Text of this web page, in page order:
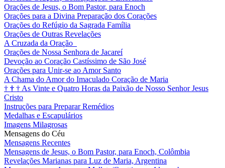
Orações de Jesus, o Bom Pastor, para Enoch
Orações para a Divina Preparação dos Corações
Orações do Refúgio da Sagrada Família
Orações de Outras Revelações
A Cruzada da Oração
Orações de Nossa Senhora de Jacareí
Devoção ao Coração Castíssimo de São José
Orações para Unir-se ao Amor Santo
A Chama do Amor do Imaculado Coração de Maria
† † † As Vinte e Quatro Horas da Paixão de Nosso Senhor Jesus
Cristo
Instruções para Preparar Remédios
Medalhas e Escapulários
Imagens Milagrosas
Mensagens do Céu
Mensagens Recentes
Mensagens de Jesus, o Bom Pastor, para Enoch, Colômbia
Revelações Marianas para Luz de Maria, Argentina